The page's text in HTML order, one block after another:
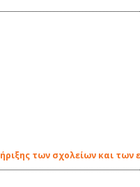
των σχολείων και